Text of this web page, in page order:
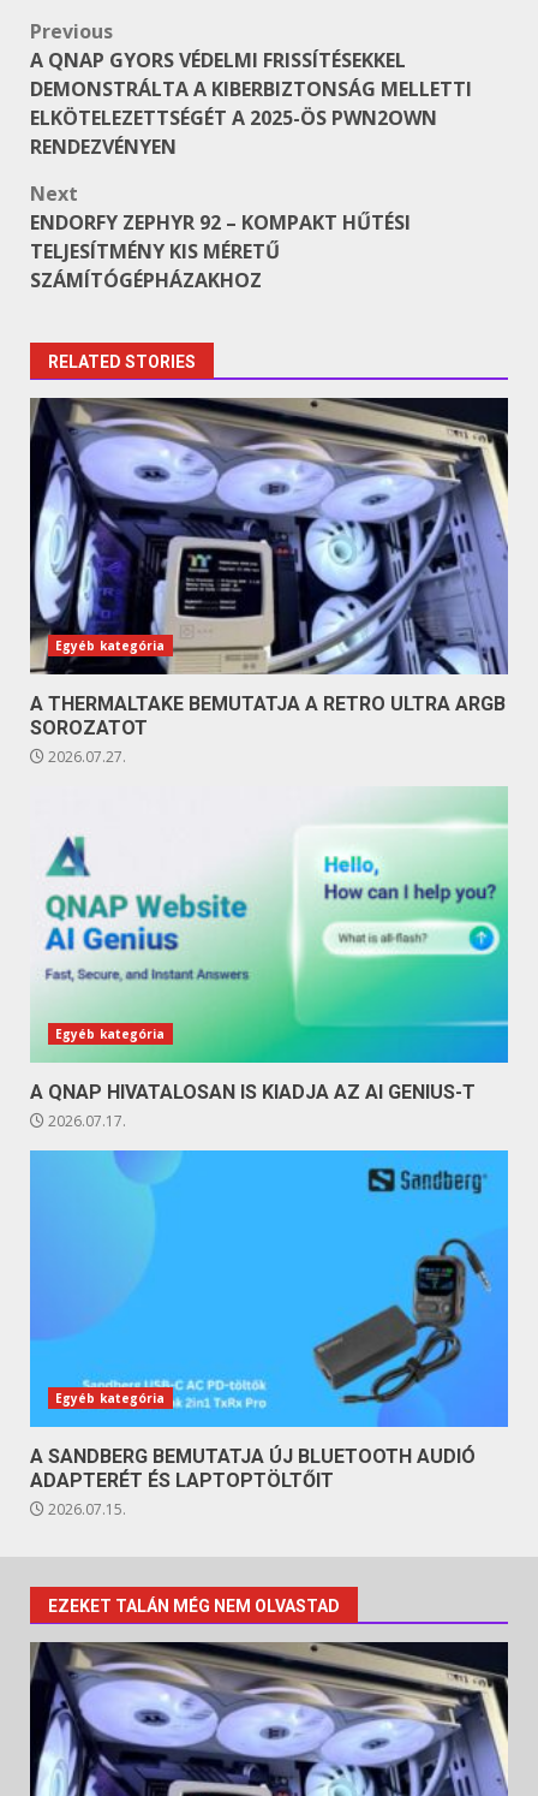
Post
navigation
Previous
A QNAP GYORS VÉDELMI FRISSÍTÉSEKKEL
DEMONSTRÁLTA A KIBERBIZTONSÁG MELLETTI
ELKÖTELEZETTSÉGÉT A 2025-ÖS PWN2OWN
RENDEZVÉNYEN
Next
ENDORFY ZEPHYR 92 – KOMPAKT HŰTÉSI
TELJESÍTMÉNY KIS MÉRETŰ
SZÁMÍTÓGÉPHÁZAKHOZ
RELATED STORIES
Egyéb kategória
A THERMALTAKE BEMUTATJA A RETRO ULTRA ARGB
SOROZATOT
2026.07.27.
Egyéb kategória
A QNAP HIVATALOSAN IS KIADJA AZ AI GENIUS-T
2026.07.17.
Egyéb kategória
A SANDBERG BEMUTATJA ÚJ BLUETOOTH AUDIÓ
ADAPTERÉT ÉS LAPTOPTÖLTŐIT
2026.07.15.
EZEKET TALÁN MÉG NEM OLVASTAD